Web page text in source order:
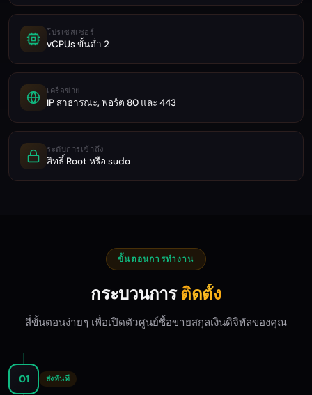
โปรเซสเซอร์
vCPUs ขั้นต่ำ 2
เครือข่าย
IP สาธารณะ, พอร์ต 80 และ 443
ระดับการเข้าถึง
สิทธิ์ Root หรือ sudo
ขั้นตอนการทำงาน
กระบวนการติดตั้ง
สี่ขั้นตอนง่ายๆ เพื่อเปิดตัวศูนย์ซื้อขายสกุลเงินดิจิทัลของคุณ
01 ส่งทันที